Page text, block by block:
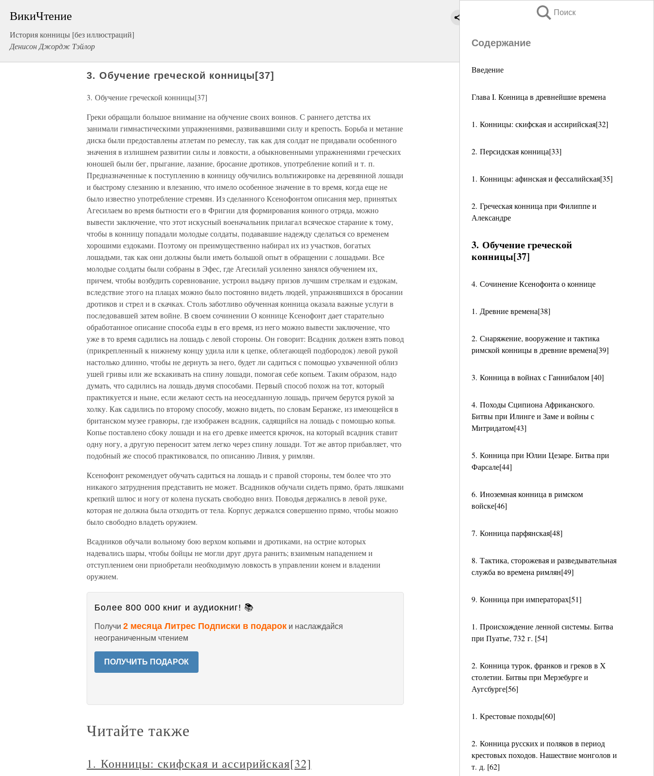
ВикиЧтение
История конницы [без иллюстраций]
Денисон Джордж Тэйлор
Поиск
Содержание
Введение
Глава I. Конница в древнейшие времена
1. Конницы: скифская и ассирийская[32]
2. Персидская конница[33]
1. Конницы: афинская и фессалийская[35]
2. Греческая конница при Филиппе и
Александре
3. Обучение греческой
конницы[37]
4. Сочинение Ксенофонта о коннице
1. Древние времена[38]
2. Снаряжение, вооружение и тактика
римской конницы в древние времена[39]
3. Конница в войнах с Ганнибалом [40]
4. Походы Сципиона Африканского.
Битвы при Илинге и Заме и войны с
Митридатом[43]
5. Конница при Юлии Цезаре. Битва при
Фарсале[44]
6. Иноземная конница в римском
войске[46]
7. Конница парфянская[48]
8. Тактика, сторожевая и разведывательная
служба во времена римлян[49]
9. Конница при императорах[51]
1. Происхождение ленной системы. Битва
при Пуатье, 732 г. [54]
2. Конница турок, франков и греков в X
столетии. Битвы при Мерзебурге и
Аугсбурге[56]
1. Крестовые походы[60]
2. Конница русских и поляков в период
крестовых походов. Нашествие монголов и
т. д. [62]
3. Обучение греческой конницы[37]
3. Обучение греческой конницы[37]
Греки обращали большое внимание на обучение своих воинов. С раннего детства их
занимали гимнастическими упражнениями, развивавшими силу и крепость. Борьба и метание
диска были предоставлены атлетам по ремеслу, так как для солдат не придавали особенного
значения в излишнем развитии силы и ловкости, а обыкновенными упражнениями греческих
юношей были бег, прыгание, лазание, бросание дротиков, употребление копий и т. п.
Предназначенные к поступлению в конницу обучились вольтижировке на деревянной лошади
и быстрому слезанию и влезанию, что имело особенное значение в то время, когда еще не
было известно употребление стремян. Из сделанного Ксенофонтом описания мер, принятых
Агесилаем во время бытности его в Фригии для формирования конного отряда, можно
вывести заключение, что этот искусный военачальник прилагал всяческое старание к тому,
чтобы в конницу попадали молодые солдаты, подававшие надежду сделаться со временем
хорошими ездоками. Поэтому он преимущественно набирал их из участков, богатых
лошадьми, так как они должны были иметь большой опыт в обращении с лошадьми. Все
молодые солдаты были собраны в Эфес, где Агесилай усиленно занялся обучением их,
причем, чтобы возбудить соревнование, устроил выдачу призов лучшим стрелкам и ездокам,
вследствие этого на плацах можно было постоянно видеть людей, упражнявшихся в бросании
дротиков и стрел и в скачках. Столь заботливо обученная конница оказала важные услуги в
последовавшей затем войне. В своем сочинении О коннице Ксенофонт дает старательно
обработанное описание способа езды в его время, из него можно вывести заключение, что
уже в то время садились на лошадь с левой стороны. Он говорит: Всадник должен взять повод
(прикрепленный к нижнему концу удила или к цепке, облегающей подбородок) левой рукой
настолько длинно, чтобы не дернуть за него, будет ли садиться с помощью ухваченной облиз
ушей гривы или же вскакивать на спину лошади, помогая себе копьем. Таким образом, надо
думать, что садились на лошадь двумя способами. Первый способ похож на тот, который
практикуется и ныне, если желают сесть на неоседланную лошадь, причем берутся рукой за
холку. Как садились по второму способу, можно видеть, по словам Беранже, из имеющейся в
британском музее гравюры, где изображен всадник, садящийся на лошадь с помощью копья.
Копье поставлено сбоку лошади и на его древке имеется крючок, на который всадник ставит
одну ногу, а другую переносит затем легко через спину лошади. Тот же автор прибавляет, что
подобный же способ практиковался, по описанию Ливия, у римлян.
Ксенофонт рекомендует обучать садиться на лошадь и с правой стороны, тем более что это
никакого затруднения представить не может. Всадников обучали сидеть прямо, брать ляшками
крепкий шлюс и ногу от колена пускать свободно вниз. Поводья держались в левой руке,
которая не должна была отходить от тела. Корпус держался совершенно прямо, чтобы можно
было свободно владеть оружием.
Всадников обучали вольному бою верхом копьями и дротиками, на острие которых
надевались шары, чтобы бойцы не могли друг друга ранить; взаимным нападением и
отступлением они приобретали необходимую ловкость в управлении конем и владении
оружием.
Более 800 000 книг и аудиокниг! 📚
Получи 2 месяца Литрес Подписки в подарок и наслаждайся
неограниченным чтением
ПОЛУЧИТЬ ПОДАРОК
Читайте также
1. Конницы: скифская и ассирийская[32]